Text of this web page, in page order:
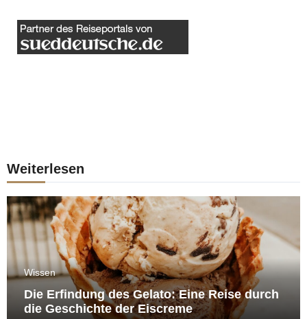
Weiterlesen
Wissen
Die Erfindung des Gelato: Eine Reise durch
die Geschichte der Eiscreme